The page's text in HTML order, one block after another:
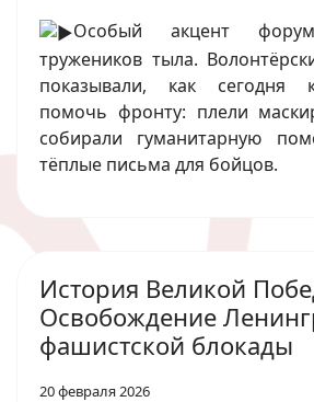
Особый акцент
тружеников тыла.
показывали, как сегодня
помочь фронту: плели
собирали гуманитарную
тёплые письма для бойцов.
История Великой
Освобождение
фашистской блокады
20 февраля 2026